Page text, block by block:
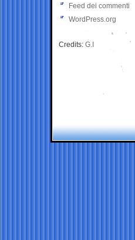
Feed dei commenti
WordPress.org
Credits: G.I